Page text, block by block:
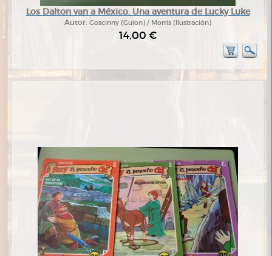
Los Dalton van a México. Una aventura de Lucky Luke
Autor: Goscinny (Guion) / Morris (Ilustración)
14,00 €